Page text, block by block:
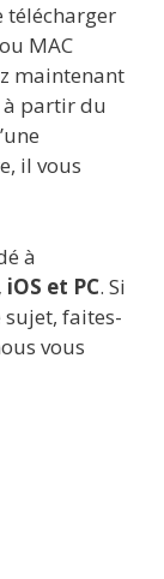
télécharger
MAC
maintenant
à partir du
il vous
à
et PC. Si
sujet, faites-
vous